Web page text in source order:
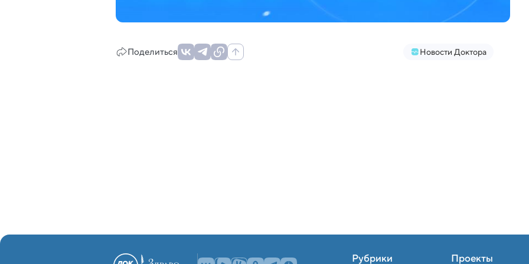
Поделиться Новости Доктора
Рубрики Проекты